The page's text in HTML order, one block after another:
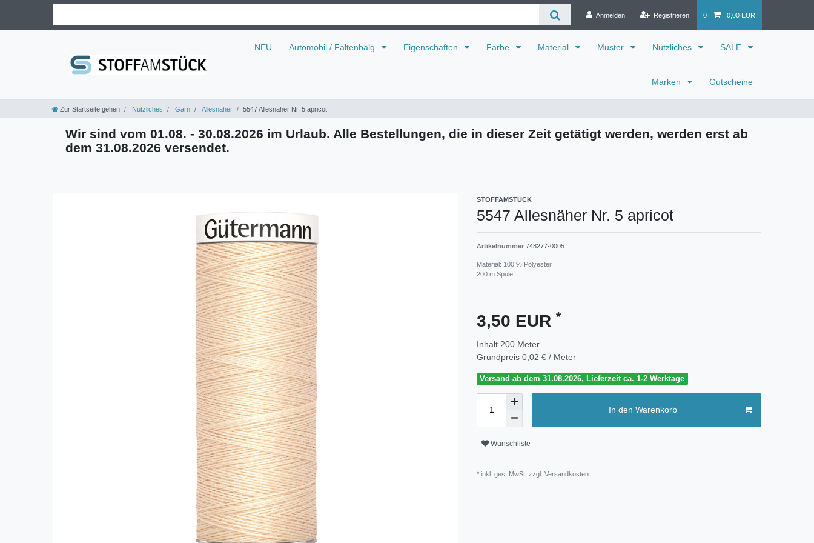
Anmelden Registrieren 0 0,00 EUR
NEU Automobil / Faltenbalg Eigenschaften Farbe Material Muster Nützliches SALE
Marken Gutscheine
Zur Startseite gehen Nützliches Garn Allesnäher 5547 Allesnäher Nr. 5 apricot
Wir sind vom 01.08. - 30.08.2026 im Urlaub. Alle Bestellungen, die in dieser Zeit getätigt werden, werden erst ab
dem 31.08.2026 versendet.
STOFFAMSTÜCK
5547 Allesnäher Nr. 5 apricot
Artikelnummer 748277-0005
Material: 100 % Polyester
200 m Spule
3,50 EUR *
Inhalt 200 Meter
Grundpreis 0,02 € / Meter
Versand ab dem 31.08.2026, Lieferzeit ca. 1-2 Werktage
In den Warenkorb
Wunschliste
* inkl. ges. MwSt. zzgl. Versandkosten